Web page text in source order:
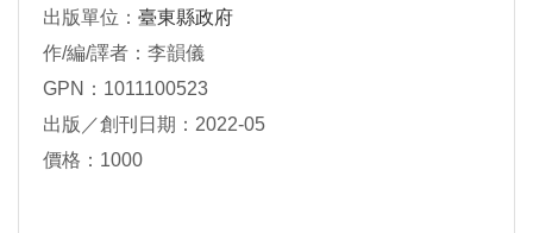
出版單位： 臺東縣政府
作/編/譯者：李韻儀
GPN：1011100523
出版／創刊日期：2022-05
價格：1000